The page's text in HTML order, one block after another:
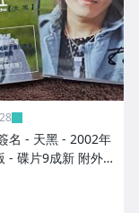
名 - 天黑 - 2002年
- 碟片9成新 附外